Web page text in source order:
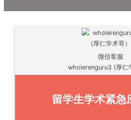
微信客服
wholerenguru3 (厚仁
留学生学术紧急